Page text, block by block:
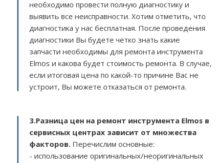
необходимо провести полную диагностику и
выявить все неисправности. Хотим отметить, что
диагностика у нас бесплатная. После проведения
диагностики Вы будете четко знать какие
запчасти необходимы для ремонта инструмента
Elmos и какова будет стоимость ремонта. В случае,
если итоговая цена по какой-то причине Вас не
устроит, Вы можете отказаться от ремонта.
3.Разница цен на ремонт инструмента Elmos в
сервисных центрах зависит от множества
факторов. Перечислим основные:
- использование оригинальных/неоригинальных